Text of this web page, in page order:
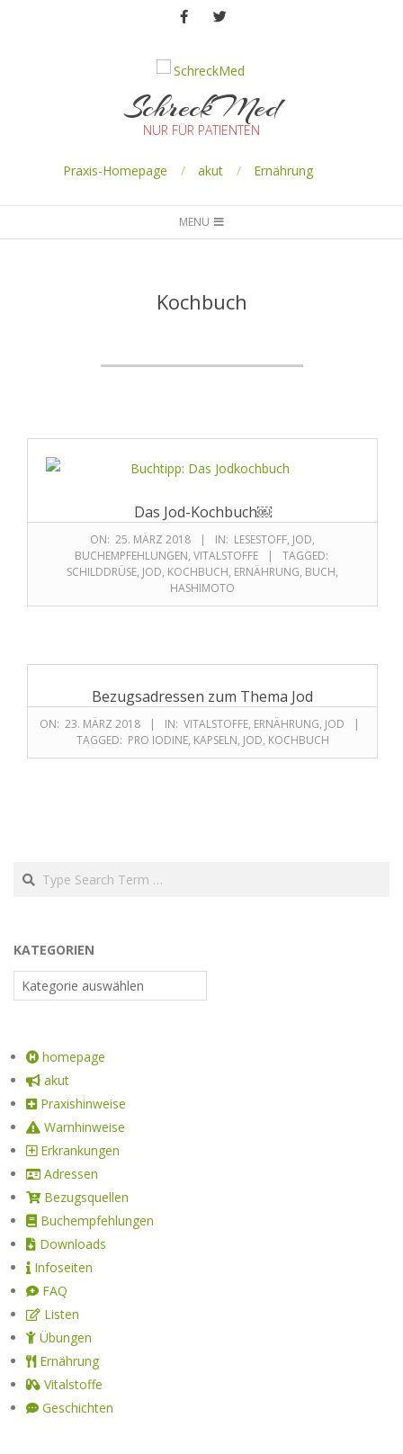
SchreckMed
NUR FÜR PATIENTEN
Praxis-Homepage akut Ernährung
MENU
Kochbuch
Das Jod-Kochbuch￼
ON: 25. MÄRZ 2018 IN: LESESTOFF, JOD,
BUCHEMPFEHLUNGEN, VITALSTOFFE
TAGGED:
SCHILDDRÜSE, JOD, KOCHBUCH, ERNÄHRUNG, BUCH,
HASHIMOTO
Bezugsadressen zum Thema Jod
ON: 23. MÄRZ 2018 IN: VITALSTOFFE, ERNÄHRUNG, JOD
TAGGED: PRO IODINE, KAPSELN, JOD, KOCHBUCH
KATEGORIEN
homepage
akut
Praxishinweise
Warnhinweise
Erkrankungen
Adressen
Bezugsquellen
Buchempfehlungen
Downloads
Infoseiten
FAQ
Listen
Übungen
Ernährung
Vitalstoffe
Geschichten